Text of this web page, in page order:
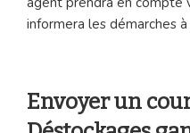
informera les démarches à
Envoyer un